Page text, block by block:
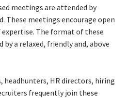
meetings are attended by
These meetings encourage open
expertise. The format of these
a relaxed, friendly and, above
headhunters, HR directors, hiring
frequently join these